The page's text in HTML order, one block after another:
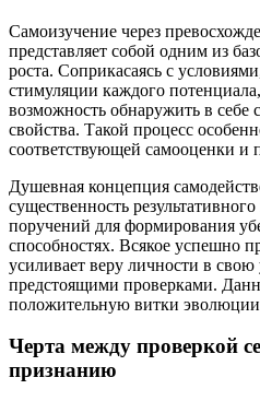
Самоизучение через
представляет собой одним из
роста. Соприкасаясь с
стимуляции каждого
возможность обнаружить в себе
свойства. Такой процесс
соответствующей самооценки и
Душевная концепция
существенность
поручений для формирования
способностях. Всякое успешно
усиливает веру личности в свою
предстоящими проверками.
положительную витки эволюции
Черта между проверкой
признанию